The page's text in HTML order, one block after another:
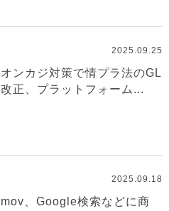
2025.09.25
オンカジ対策で情プラ法のGL
改正、プラットフォーム...
2025.09.18
mov、Google検索などに商